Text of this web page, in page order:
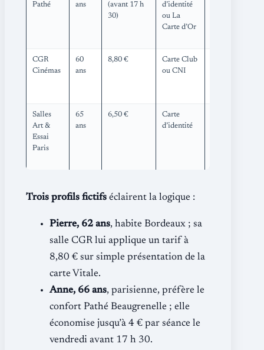
Pathé ans
(avant 17 h
30)
d’identité
ou La
Carte d’Or
CGR
Cinémas
60
ans
8,80 €
Carte Club
ou CNI
Salles
Art &
Essai
Paris
65
ans
6,50 €
Carte
d’identité
Trois profils fictifs éclairent la logique :
Pierre, 62 ans, habite Bordeaux ; sa
salle CGR lui applique un tarif à
8,80 € sur simple présentation de la
carte Vitale.
Anne, 66 ans, parisienne, préfère le
confort Pathé Beaugrenelle ; elle
économise jusqu’à 4 € par séance le
vendredi avant 17 h 30.